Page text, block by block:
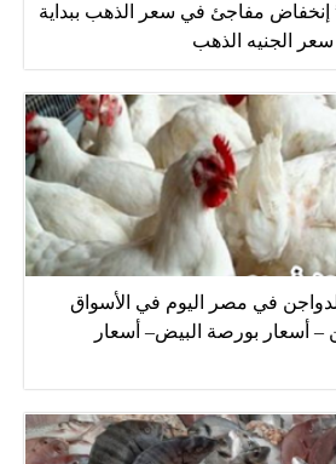
إنخفاض مفاجئ في سعر الذهب ببداية
سعر الجنيه الذهب
في مصر اليوم في الأسواق
– أسعار بورصة البيض– أسعار